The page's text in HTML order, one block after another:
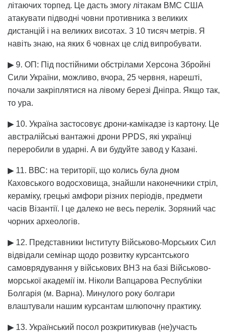
літаючих торпед. Це дасть змогу літакам ВМС США
атакувати підводні човни противника з великих
дистанцій і на великих висотах. З 10 тисяч метрів. Я
навіть знаю, на яких 6 човнах це слід випробувати.
▶ 9. ОП: Під постійними обстрілами Херсона Збройні
Сили України, можливо, вчора, 25 червня, нарешті,
почали закріплятися на лівому березі Дніпра. Якщо так,
то ура.
▶ 10. Україна застосовує дрони-камікадзе із картону. Це
австралійські вантажні дрони PPDS, які українці
переробили в ударні. А ви будуйте завод у Казані.
▶ 11. ВВС: на території, що колись була дном
Каховського водосховища, знайшли наконечники стріл,
кераміку, грецькі амфори різних періодів, предмети
часів Візантії. І це далеко не весь перелік. Зоряний час
чорних археологів.
▶ 12. Представники Інституту Військово-Морських Сил
відвідали семінар щодо розвитку курсантського
самоврядування у військових ВНЗ на базі Військово-
морської академії ім. Ніколи Вапцарова Республіки
Болгарія (м. Варна). Минулого року болгари
влаштували нашим курсантам шлюпочну практику.
▶ 13. Український посол розкритикував (не)участь